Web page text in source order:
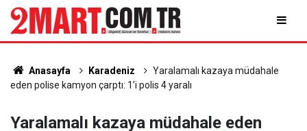
Anasayfa Karadeniz
Yaralamalı kazaya müdahale
eden polise kamyon çarptı: 1’i polis 4 yaralı
Yaralamalı kazaya müdahale eden